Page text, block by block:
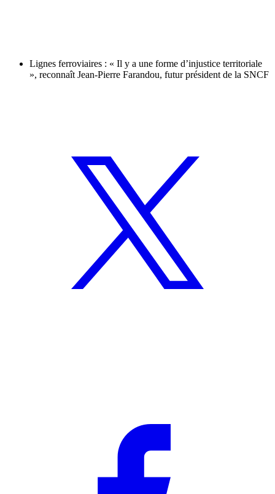
Lignes ferroviaires : « Il y a une forme d’injustice territoriale
», reconnaît Jean-Pierre Farandou, futur président de la SNCF